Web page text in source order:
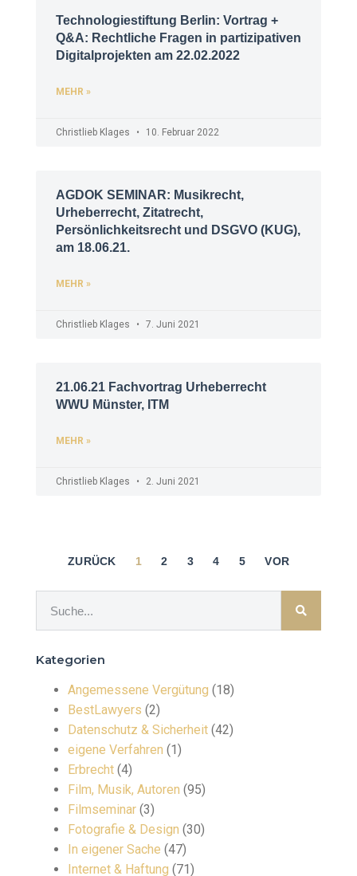
Technologiestiftung Berlin: Vortrag +
Q&A: Rechtliche Fragen in partizipativen
Digitalprojekten am 22.02.2022
MEHR »
Christlieb Klages 10. Februar 2022
AGDOK SEMINAR: Musikrecht,
Urheberrecht, Zitatrecht,
Persönlichkeitsrecht und DSGVO (KUG),
am 18.06.21.
MEHR »
Christlieb Klages 7. Juni 2021
21.06.21 Fachvortrag Urheberrecht
WWU Münster, ITM
MEHR »
Christlieb Klages 2. Juni 2021
ZURÜCK 1 2 3 4 5 VOR
Kategorien
Angemessene Vergütung (18)
BestLawyers (2)
Datenschutz & Sicherheit (42)
eigene Verfahren (1)
Erbrecht (4)
Film, Musik, Autoren (95)
Filmseminar (3)
Fotografie & Design (30)
In eigener Sache (47)
Internet & Haftung (71)